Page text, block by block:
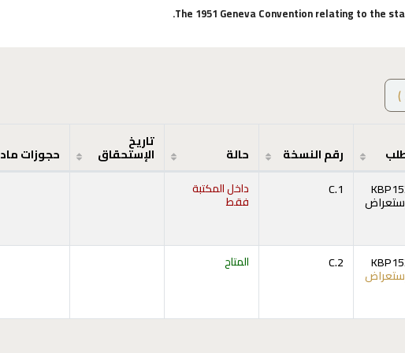
The 1951 Geneva Convention relating to the
رقم النسخة حالة
تاريخ
الإستحقاق حجوزات
أدناه)
C.1 داخل المكتبة
فقط
أدناه)
C.2 المتاح